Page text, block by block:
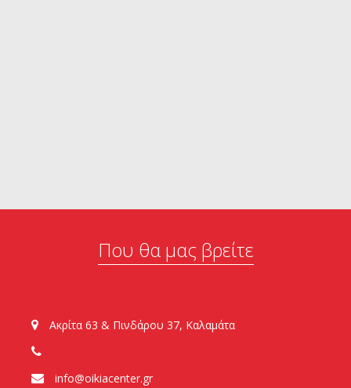
Που θα μας βρείτε
Ακρίτα 63 & Πινδάρου 37, Καλαμάτα
info@oikiacenter.gr